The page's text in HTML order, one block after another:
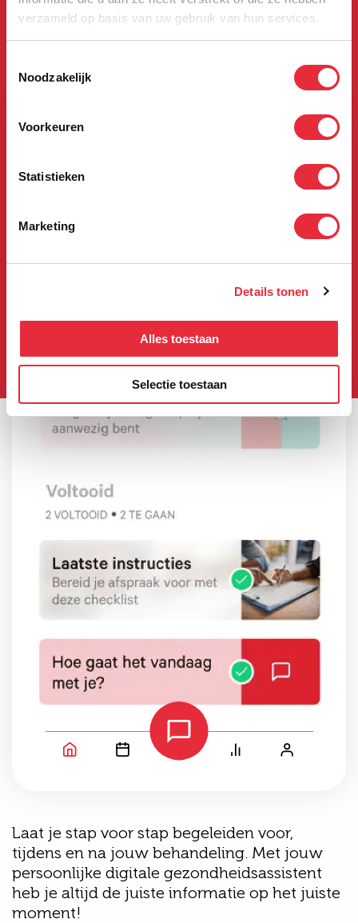
verzameld op basis van uw gebruik van hun services.
Noodzakelijk
Voorkeuren
Statistieken
Marketing
Details tonen
Alles toestaan
Selectie toestaan
De Boerhaave
app
Laat je stap voor stap begeleiden voor,
tijdens en na jouw behandeling. Met jouw
persoonlijke digitale gezondheidsassistent
heb je altijd de juiste informatie op het juiste
moment!